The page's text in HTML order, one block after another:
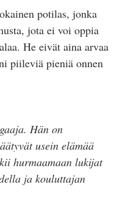
potilas, jonka
jota ei voi oppia
He eivät aina arvaa
piileviä pieniä onnen
Hän on
usein elämää
hurmaamaan lukijat
ja kouluttajan